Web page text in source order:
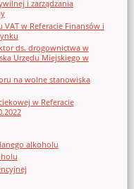
i zarządzania
w Referacie Finansów i
ds. drogownictwa w
Urzędu Miejskiego w
na wolne stanowiska
w Referacie
alkoholu